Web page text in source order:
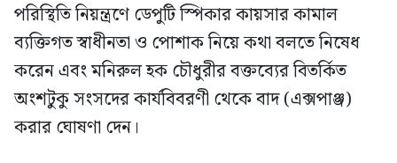
পরিস্থিতি নিয়ন্ত্রণে ডেপুটি স্পিকার কায়সার কামাল
ব্যক্তিগত স্বাধীনতা ও পোশাক নিয়ে কথা বলতে নিষেধ
করেন এবং মনিরুল হক চৌধুরীর বক্তব্যের বিতর্কিত
অংশটুকু সংসদের কার্যবিবরণী থেকে বাদ (এক্সপাঞ্জ)
করার ঘোষণা দেন।